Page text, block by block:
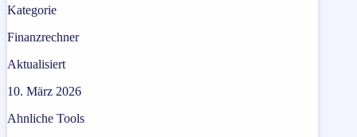
Kategorie
Finanzrechner
Aktualisiert
10. März 2026
Ahnliche Tools